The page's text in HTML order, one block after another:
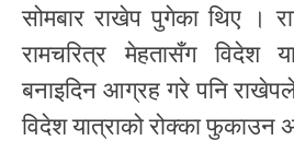
सोमबार राखेप पुगेका थिए ।
रामचरित्र मेहतासँग विदेश
बनाइदिन आग्रह गरे पनि
विदेश यात्राको रोक्का फुकाउन